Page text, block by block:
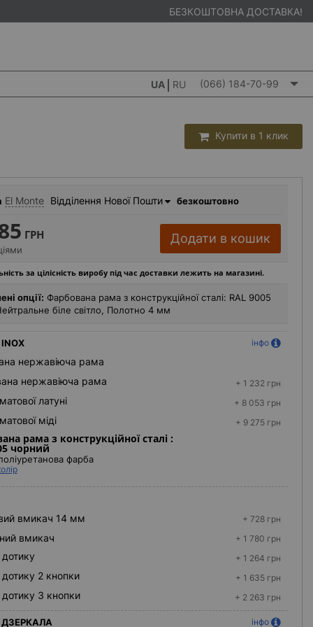
БЕЗКОШТОВНА ДОСТАВКА!
UA RU (066) 184-70-99
Купити в 1 клик
El Monte Відділення Нової Пошти безкоштовно
ГРН Додати в кошик
за цілісність виробу під час доставки лежить на магазині.
опції: Фарбована рама з конструкційної сталі: RAL 9005
біле світло, Полотно 4 мм
інфо
нержавіюча рама
нержавіюча рама
+ 1 232 грн
латуні + 8 053 грн
міді + 9 275 грн
рама з конструкційної сталі :
чорний
фарба
вмикач 14 мм + 728 грн
вмикач + 1 780 грн
+ 1 264 грн
2 кнопки + 1 635 грн
3 кнопки + 2 263 грн
ДЗЕРКАЛА інфо